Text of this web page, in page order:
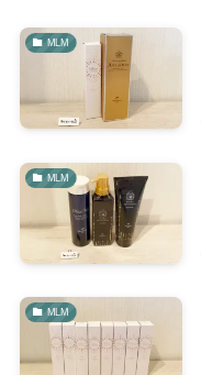
MLM
MLM
MLM